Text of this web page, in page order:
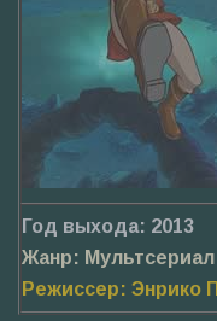
Год выхода: 2013
Жанр: Мультсериал
Режиссер: Энрико